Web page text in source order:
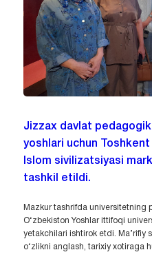
Jizzax davlat
yoshlari uchun
Islom sivilizatsiyasi
tashkil etildi.
Mazkur tashrifda universitetning
O‘zbekiston Yoshlar ittifoqi
yetakchilari ishtirok etdi. Ma’rifiy
o‘zlikni anglash, tarixiy xotiraga